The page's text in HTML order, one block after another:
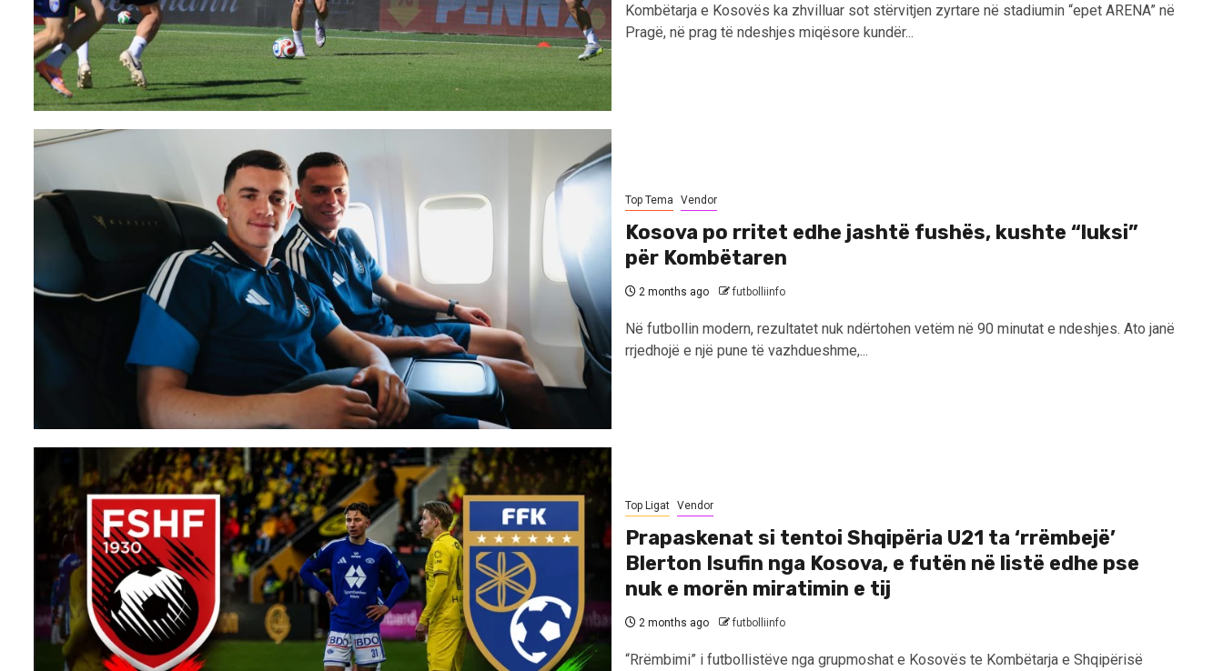
Kombëtarja e Kosovës ka zhvilluar sot stërvitjen zyrtare në stadiumin “epet ARENA” në
Pragë, në prag të ndeshjes miqësore kundër...
Top Tema Vendor
Kosova po rritet edhe jashtë fushës, kushte “luksi”
për Kombëtaren
2 months ago futbolliinfo
Në futbollin modern, rezultatet nuk ndërtohen vetëm në 90 minutat e ndeshjes. Ato janë
rrjedhojë e një pune të vazhdueshme,...
Top Ligat Vendor
Prapaskenat si tentoi Shqipëria U21 ta ‘rrëmbejë’
Blerton Isufin nga Kosova, e futën në listë edhe pse
nuk e morën miratimin e tij
2 months ago futbolliinfo
“Rrëmbimi” i futbollistëve nga grupmoshat e Kosovës te Kombëtarja e Shqipërisë